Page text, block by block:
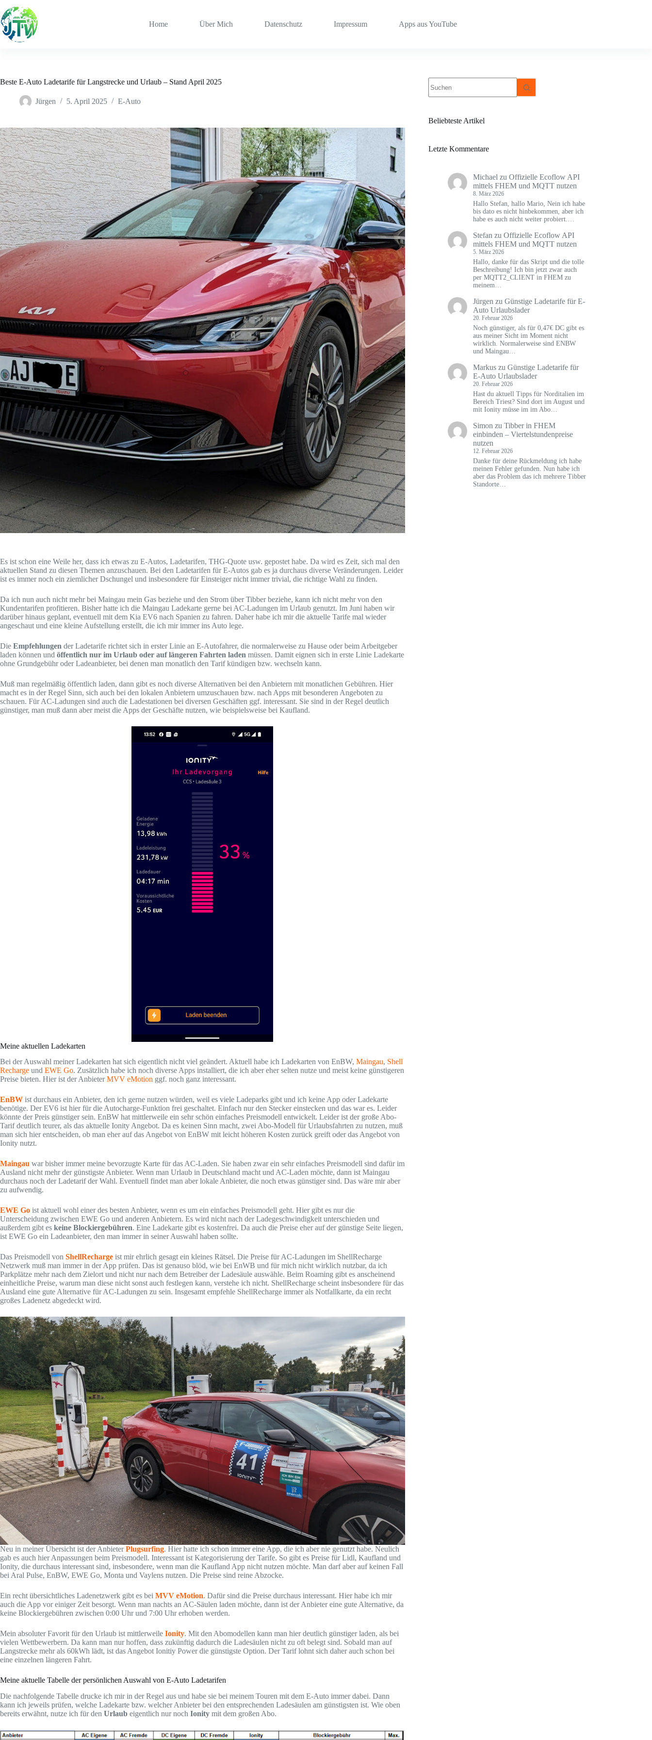
Inhalt
springen
Home Über Mich Datenschutz Impressum Apps aus YouTube
Beste E-Auto Ladetarife für Langstrecke und Urlaub – Stand April 2025
Jürgen 5. April 2025 E-Auto
Es ist schon eine Weile her, dass ich etwas zu E-Autos, Ladetarifen, THG-Quote usw. gepostet habe. Da wird es Zeit, sich mal den
aktuellen Stand zu diesen Themen anzuschauen. Bei den Ladetarifen für E-Autos gab es ja durchaus diverse Veränderungen. Leider
ist es immer noch ein ziemlicher Dschungel und insbesondere für Einsteiger nicht immer trivial, die richtige Wahl zu finden.
Da ich nun auch nicht mehr bei Maingau mein Gas beziehe und den Strom über Tibber beziehe, kann ich nicht mehr von den
Kundentarifen profitieren. Bisher hatte ich die Maingau Ladekarte gerne bei AC-Ladungen im Urlaub genutzt. Im Juni haben wir
darüber hinaus geplant, eventuell mit dem Kia EV6 nach Spanien zu fahren. Daher habe ich mir die aktuelle Tarife mal wieder
angeschaut und eine kleine Aufstellung erstellt, die ich mir immer ins Auto lege.
Die Empfehlungen der Ladetarife richtet sich in erster Linie an E-Autofahrer, die normalerweise zu Hause oder beim Arbeitgeber
laden können und öffentlich nur im Urlaub oder auf längeren Fahrten laden müssen. Damit eignen sich in erste Linie Ladekarte
ohne Grundgebühr oder Ladeanbieter, bei denen man monatlich den Tarif kündigen bzw. wechseln kann.
Muß man regelmäßig öffentlich laden, dann gibt es noch diverse Alternativen bei den Anbietern mit monatlichen Gebühren. Hier
macht es in der Regel Sinn, sich auch bei den lokalen Anbietern umzuschauen bzw. nach Apps mit besonderen Angeboten zu
schauen. Für AC-Ladungen sind auch die Ladestationen bei diversen Geschäften ggf. interessant. Sie sind in der Regel deutlich
günstiger, man muß dann aber meist die Apps der Geschäfte nutzen, wie beispielsweise bei Kaufland.
Meine aktuellen Ladekarten
Bei der Auswahl meiner Ladekarten hat sich eigentlich nicht viel geändert. Aktuell habe ich Ladekarten von EnBW, Maingau, Shell
Recharge und EWE Go. Zusätzlich habe ich noch diverse Apps installiert, die ich aber eher selten nutze und meist keine günstigeren
Preise bieten. Hier ist der AnbieterMVV eMotion ggf. noch ganz interessant.
EnBW ist durchaus ein Anbieter, den ich gerne nutzen würden, weil es viele Ladeparks gibt und ich keine App oder Ladekarte
benötige. Der EV6 ist hier für die Autocharge-Funktion frei geschaltet. Einfach nur den Stecker einstecken und das war es. Leider
könnte der Preis günstiger sein. EnBW hat mittlerweile ein sehr schön einfaches Preismodell entwickelt. Leider ist der große Abo-
Tarif deutlich teurer, als das aktuelle Ionity Angebot. Da es keinen Sinn macht, zwei Abo-Modell für Urlaubsfahrten zu nutzen, muß
man sich hier entscheiden, ob man eher auf das Angebot von EnBW mit leicht höheren Kosten zurück greift oder das Angebot von
Ionity nutzt.
Maingau war bisher immer meine bevorzugte Karte für das AC-Laden. Sie haben zwar ein sehr einfaches Preismodell sind dafür im
Ausland nicht mehr der günstigste Anbieter. Wenn man Urlaub in Deutschland macht und AC-Laden möchte, dann ist Maingau
durchaus noch der Ladetarif der Wahl. Eventuell findet man aber lokale Anbieter, die noch etwas günstiger sind. Das wäre mir aber
zu aufwendig.
EWE Go ist aktuell wohl einer des besten Anbieter, wenn es um ein einfaches Preismodell geht. Hier gibt es nur die
Unterscheidung zwischen EWE Go und anderen Anbietern. Es wird nicht nach der Ladegeschwindigkeit unterschieden und
außerdem gibt es keine Blockiergebühren. Eine Ladekarte gibt es kostenfrei. Da auch die Preise eher auf der günstige Seite liegen,
ist EWE Go ein Ladeanbieter, den man immer in seiner Auswahl haben sollte.
Das Preismodell von ShellRecharge ist mir ehrlich gesagt ein kleines Rätsel. Die Preise für AC-Ladungen im ShellRecharge
Netzwerk muß man immer in der App prüfen. Das ist genauso blöd, wie bei EnWB und für mich nicht wirklich nutzbar, da ich
Parkplätze mehr nach dem Zielort und nicht nur nach dem Betreiber der Ladesäule auswähle. Beim Roaming gibt es anscheinend
einheitliche Preise, warum man diese nicht sonst auch festlegen kann, verstehe ich nicht. ShellRecharge scheint insbesondere für das
Ausland eine gute Alternative für AC-Ladungen zu sein. Insgesamt empfehle ShellRecharge immer als Notfallkarte, da ein recht
großes Ladenetz abgedeckt wird.
Neu in meiner Übersicht ist der AnbieterPlugsurfing. Hier hatte ich schon immer eine App, die ich aber nie genutzt habe. Neulich
gab es auch hier Anpassungen beim Preismodell. Interessant ist Kategorisierung der Tarife. So gibt es Preise für Lidl, Kaufland und
Ionity, die durchaus interessant sind, insbesondere, wenn man die Kaufland App nicht nutzen möchte. Man darf aber auf keinen Fall
bei Aral Pulse, EnBW, EWE Go, Monta und Vaylens nutzen. Die Preise sind reine Abzocke.
Ein recht übersichtliches Ladenetzwerk gibt es bei MVV eMotion. Dafür sind die Preise durchaus interessant. Hier habe ich mir
auch die App vor einiger Zeit besorgt. Wenn man nachts an AC-Säulen laden möchte, dann ist der Anbieter eine gute Alternative, da
keine Blockiergebühren zwischen 0:00 Uhr und 7:00 Uhr erhoben werden.
Mein absoluter Favorit für den Urlaub ist mittlerweile Ionity. Mit den Abomodellen kann man hier deutlich günstiger laden, als bei
vielen Wettbewerbern. Da kann man nur hoffen, dass zukünftig dadurch die Ladesäulen nicht zu oft belegt sind. Sobald man auf
Langstrecke mehr als 60kWh lädt, ist das Angebot Ionitiy Power die günstigste Option. Der Tarif lohnt sich daher auch schon bei
eine einzelnen längeren Fahrt.
Meine aktuelle Tabelle der persönlichen Auswahl von E-Auto Ladetarifen
Die nachfolgende Tabelle drucke ich mir in der Regel aus und habe sie bei meinem Touren mit dem E-Auto immer dabei. Dann
kann ich jeweils prüfen, welche Ladekarte bzw. welcher Anbieter bei den entsprechenden Ladesäulen am günstigsten ist. Wie oben
bereits erwähnt, nutze ich für den Urlaub eigentlich nur noch Ionity mit dem großen Abo.
Ergebnisse
Beliebteste Artikel
Letzte Kommentare
Michael zuOffizielle Ecoflow API
mittels FHEM und MQTT nutzen
8. März 2026
Hallo Stefan, hallo Mario, Nein ich habe
bis dato es nicht hinbekommen, aber ich
habe es auch nicht weiter probiert.…
Stefan zuOffizielle Ecoflow API
mittels FHEM und MQTT nutzen
5. März 2026
Hallo, danke für das Skript und die tolle
Beschreibung! Ich bin jetzt zwar auch
per MQTT2_CLIENT in FHEM zu
meinem…
Jürgen zuGünstige Ladetarife für E-
Auto Urlaubslader
20. Februar 2026
Noch günstiger, als für 0,47€ DC gibt es
aus meiner Sicht im Moment nicht
wirklich. Normalerweise sind ENBW
und Maingau…
Markus zuGünstige Ladetarife für
E-Auto Urlaubslader
20. Februar 2026
Hast du aktuell Tipps für Norditalien im
Bereich Triest? Sind dort im August und
mit Ionity müsse im im Abo…
Simon zuTibber in FHEM
einbinden – Viertelstundenpreise
nutzen
12. Februar 2026
Danke für deine Rückmeldung ich habe
meinen Fehler gefunden. Nun habe ich
aber das Problem das ich mehrere Tibber
Standorte…